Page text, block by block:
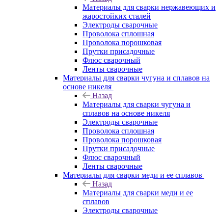
Материалы для сварки нержавеющих и
жаростойких сталей
Электроды сварочные
Проволока сплошная
Проволока порошковая
Прутки присадочные
Флюс сварочный
Ленты сварочные
Материалы для сварки чугуна и сплавов на
основе никеля
Назад
Материалы для сварки чугуна и
сплавов на основе никеля
Электроды сварочные
Проволока сплошная
Проволока порошковая
Прутки присадочные
Флюс сварочный
Ленты сварочные
Материалы для сварки меди и ее сплавов
Назад
Материалы для сварки меди и ее
сплавов
Электроды сварочные